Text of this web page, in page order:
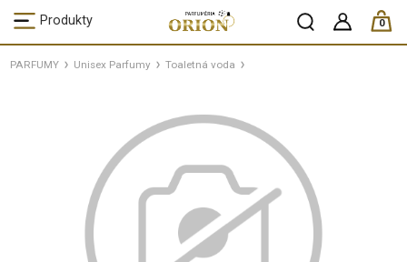
Produkty 0
ks /
PARFUMY Unisex Parfumy Toaletná voda